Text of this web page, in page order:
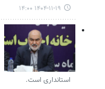
۱۴۰۴-۱۱-۱۹ ۱۴:۰۰
استانداری است.